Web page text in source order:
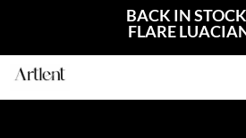
BACK IN
FLARE